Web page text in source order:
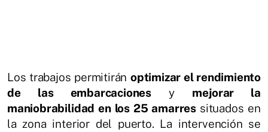
Los trabajos permitirán optimizar el rendimiento
de las embarcaciones y mejorar la
maniobrabilidad en los 25 amarres situados en
la zona interior del puerto. La intervención se